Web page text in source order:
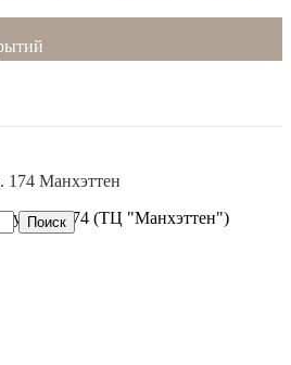
д. 174 (ТЦ "Манхэттен")
174 Манхэттен
Поиск